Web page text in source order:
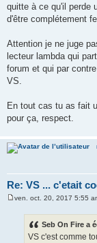
quitte à ce qu'il perde
d'être complétement
Attention je ne juge
lecteur lambda qui
forum et qui par
VS.
En tout cas tu as fait
pour ça, respect.
Re: VS ... c'etait
ven. oct. 20, 2017 5:55
Seb On Fire a
VS c'est comme